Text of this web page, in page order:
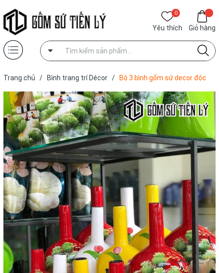
0
Yêu thích Giỏ hàng
Trang chủ / Bình trang trí Décor /
Bộ 3 bình gốm sứ decor độc